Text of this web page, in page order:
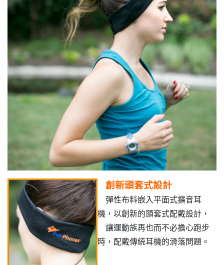
創新頭套式設計
彈性布料嵌入平面式擴音耳
機，以創新的頭套式配戴設計，
讓運動族再也而不必擔心跑步
時，配戴傳統耳機的滑落問題。